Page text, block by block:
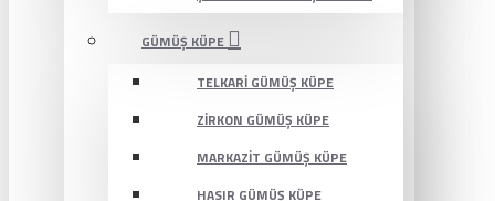
GÜMÜŞ KÜPE
TELKARI GÜMÜŞ KÜPE
ZIRKON GÜMÜŞ KÜPE
MARKAZIT GÜMÜŞ KÜPE
HASIR GÜMÜŞ KÜPE